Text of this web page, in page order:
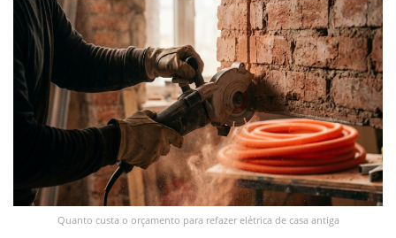
Quanto custa o orçamento para refazer elétrica de casa antiga